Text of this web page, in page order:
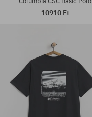
Elérhető méretek:
10910 Ft